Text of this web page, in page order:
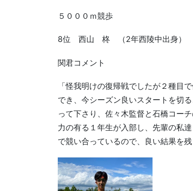
５０００ｍ競歩
8位 西山 柊 （2年西陵中出身）
関君コメント
「怪我明けの復帰戦でしたが２種目
でき、今シーズン良いスタートを切
って下さり、佐々木監督と石橋コー
力の有る１年生が入部し、先輩の私
で競い合っているので、良い結果を